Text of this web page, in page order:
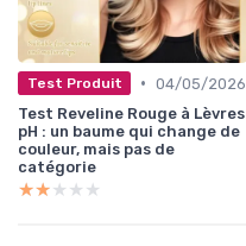
Test Produit • 04/05/2026
Test Reveline Rouge à Lèvres
pH : un baume qui change de
couleur, mais pas de
catégorie
★★★★★
★★★★★